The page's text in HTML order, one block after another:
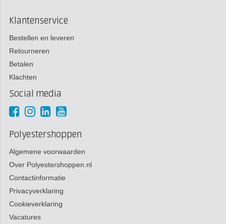
Klantenservice
Bestellen en leveren
Retourneren
Betalen
Klachten
Social media
Polyestershoppen
Algemene voorwaarden
Over Polyestershoppen.nl
Contactinformatie
Privacyverklaring
Cookieverklaring
Vacatures